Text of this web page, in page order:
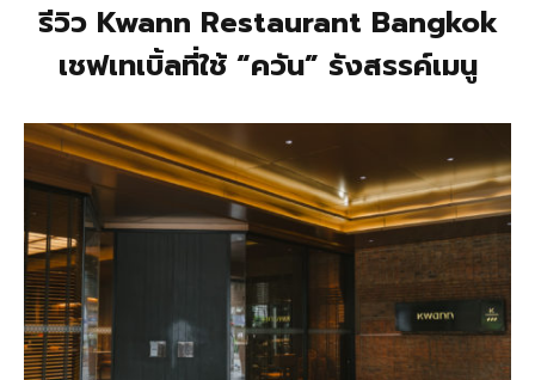
รีวิว Kwann Restaurant Bangkok
เชฟเทเบิ้ลที่ใช้ “ควัน” รังสรรค์เมนู